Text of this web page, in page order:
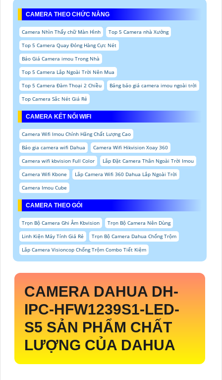
CAMERA THEO CHỨC NĂNG
Camera Nhìn Thấy chữ Màn Hình
Top 5 Camera nhà Xưởng
Top 5 Camera Quay Đóng Hàng Cực Nét
Báo Giá Camera imou Trong Nhà
Top 5 Camera Lắp Ngoài Trời Nên Mua
Top 5 Camera Đàm Thoại 2 Chiều
Bảng báo giá camera imou ngoài trời
Top Camera Sắc Nét Giá Rẻ
CAMERA KẾT NỐI WIFI
Camera Wifi Imou Chính Hãng Chất Lượng Cao
Báo gia camera wifi Dahua
Camera Wifi Hikvision Xoay 360
Camera wifi kbvision Full Color
Lắp Đặt Camera Thân Ngoài Trời Imou
Camera Wifi Kbone
Lắp Camera Wifi 360 Dahua Lắp Ngoài Trời
Camera Imou Cube
CAMERA THEO GÓI
Trọn Bộ Camera Ghi Âm Kbvision
Trọn Bộ Camera Nên Dùng
Linh Kiện Máy Tính Giá Rẻ
Trọn Bộ Camera Dahua Chống Trộm
Lắp Camera Visioncop Chống Trộm Combo Tiết Kiệm
CAMERA DAHUA DH-
IPC-HFW1239S1-LED-
S5 SẢN PHẨM CHẤT
LƯỢNG CỦA DAHUA